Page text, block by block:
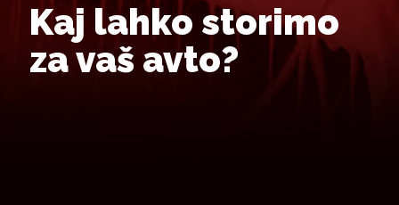
Kaj lahko storimo
za vaš avto?